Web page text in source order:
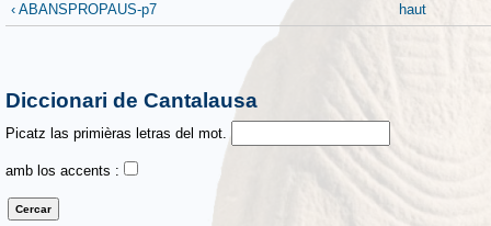
‹ ABANSPROPAUS-p7 haut
Diccionari de Cantalausa
Picatz las primièras letras del mot.
amb los accents :